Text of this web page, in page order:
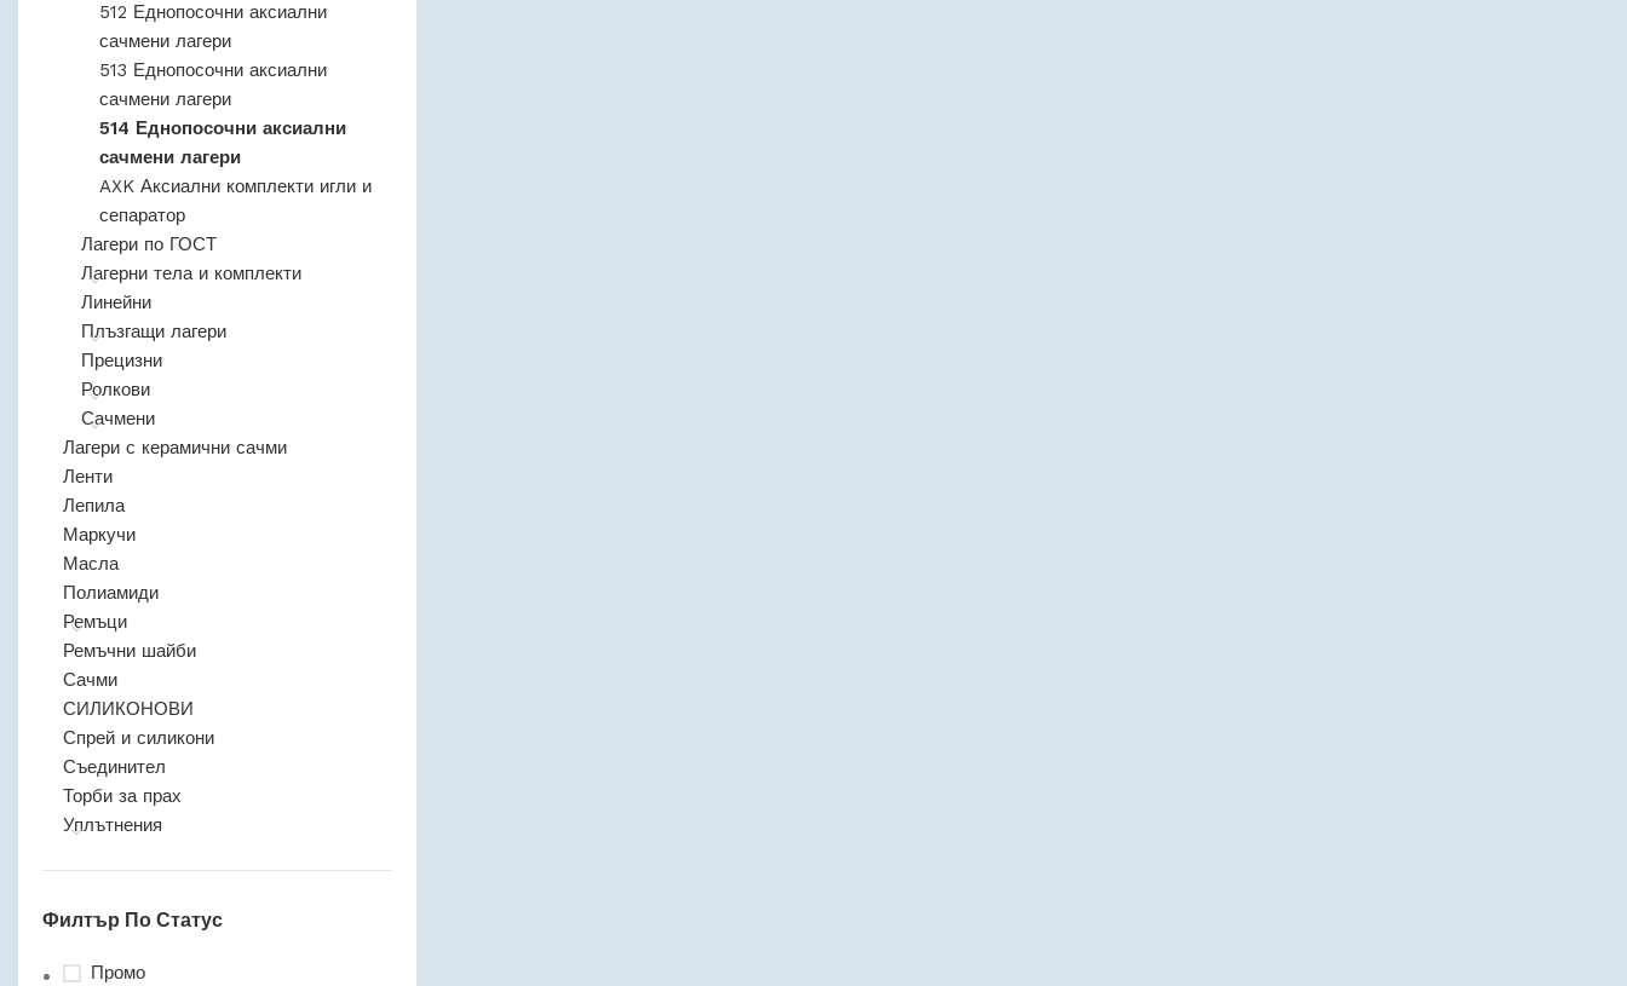
512 Еднопосочни аксиални
сачмени лагери
513 Еднопосочни аксиални
сачмени лагери
514 Еднопосочни аксиални
сачмени лагери
AXK Аксиални комплекти игли и
сепаратор
Лагери по ГОСТ
Лагерни тела и комплекти
Линейни
Плъзгащи лагери
Прецизни
Ролкови
Сачмени
Лагери с керамични сачми
Ленти
Лепила
Маркучи
Масла
Полиамиди
Ремъци
Ремъчни шайби
Сачми
СИЛИКОНОВИ
Спрей и силикони
Съединител
Торби за прах
Уплътнения
Филтър По Статус
Промо